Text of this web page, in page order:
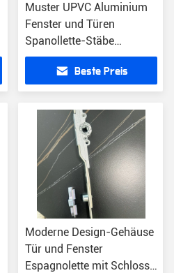
Muster UPVC Aluminium
Fenster und Türen
Spanollette-Stäbe
Übertragungslänge 400-
2000mm
Beste Preis
Moderne Design-Gehäuse
Tür und Fenster
Espagnolette mit Schloss